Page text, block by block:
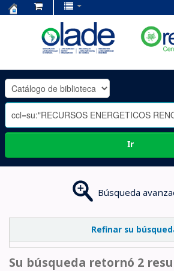
OLADE
-
Ir
Búsqueda
Refinar su
Su búsqueda retornó 2